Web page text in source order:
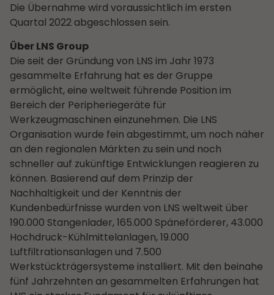
Die Übernahme wird voraussichtlich im ersten
Quartal 2022 abgeschlossen sein.
Über LNS Group
Die seit der Gründung von LNS im Jahr 1973
gesammelte Erfahrung hat es der Gruppe
ermöglicht, eine weltweit führende Position im
Bereich der Peripheriegeräte für
Werkzeugmaschinen einzunehmen. Die LNS
Organisation wurde fein abgestimmt, um noch näher
an den regionalen Märkten zu sein und noch
schneller auf zukünftige Entwicklungen reagieren zu
können. Basierend auf dem Prinzip der
Nachhaltigkeit und der Kenntnis der
Kundenbedürfnisse wurden von LNS weltweit über
190.000 Stangenlader, 165.000 Späneförderer, 43.000
Hochdruck-Kühlmittelanlagen, 19.000
Luftfiltrationsanlagen und 7.500
Werkstückträgersysteme installiert. Mit den beinahe
fünf Jahrzehnten an gesammelten Erfahrungen hat